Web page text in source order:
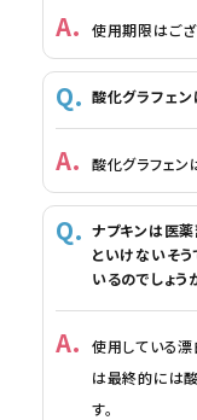
使用期限はござ
酸化グラフェン
酸化グラフェン
ナプキンは医
といけないそ
いるのでしょう
使用している
は最終的には
す。